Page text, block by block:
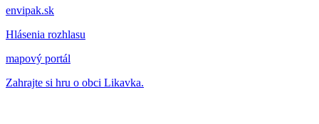
envipak.sk
Hlásenia rozhlasu
mapový portál
Zahrajte si hru o obci Likavka.